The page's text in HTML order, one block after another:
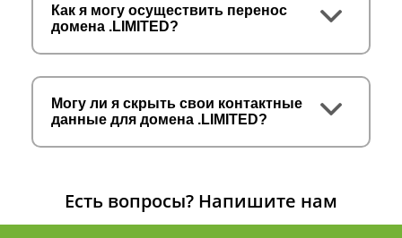
Как я могу осуществить перенос
домена .LIMITED?
Могу ли я скрыть свои контактные
данные для домена .LIMITED?
Есть вопросы? Напишите нам